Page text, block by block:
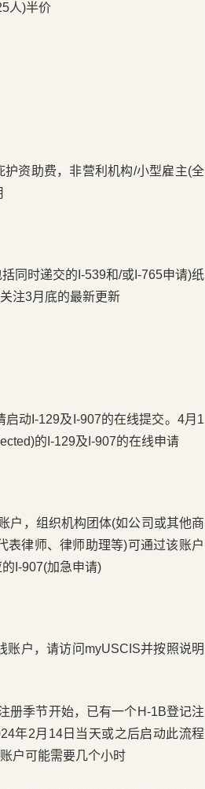
人)半价
资助费，非营利机构/小型雇主(全
同时递交的I-539和/或I-765申请)纸
注3月底的最新更新
动I-129及I-907的在线提交。4月1
的I-129及I-907的在线申请
户，组织机构团体(如公司或其他商
表律师、律师助理等)可通过该账户
I-907(加急申请)
账户，请访问myUSCIS并按照说明
册季节开始，已有一个H-1B登记注
年2月14日当天或之后启动此流程
户可能需要几个小时